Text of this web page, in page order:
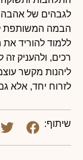
לגבהים של אהבה
הבמה המשותפת
ללמוד להוריד
רכים, ולהעניק זה
ליהנות מקשר
לזרוח יחד, אלא
שיתוף: